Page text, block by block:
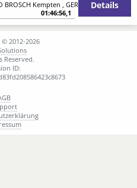
BROSCH Kempten , GER
01:46:56,1
Details
2012-2026
Reserved.
ID: